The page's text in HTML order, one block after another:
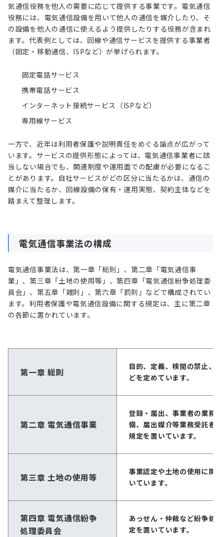
気通信役務を他人の需要に応じて提供する事業です。電気通信
役務には、電気通信設備を用いて他人の通信を媒介したり、そ
の設備を他人の通信に使えるよう提供したりする役務が含まれ
ます。代表例としては、回線や通信サービスを提供する事業者
（固定・移動通信、ISPなど）が挙げられます。
固定電話サービス
携帯電話サービス
インターネット接続サービス（ISPなど）
専用線サービス
一方で、近年は利用者保護や説明責任をめぐる論点が広がって
います。サービスの提供形態によっては、電気通信事業者に該
当しない場合でも、関連制度や運用面での配慮が必要になるこ
とがあります。自社サービスがどの区分に当たるかは、通信の
媒介に当たるか、回線設備の保有・運用実態、契約主体などを
踏まえて整理します。
電気通信事業法の構成
電気通信事業法は、第一章「総則」、第二章「電気通信事
業」、第三章「土地の使用等」、第四章「電気通信紛争処理委
員会」、第五章「雑則」、第六章「罰則」などで構成されてい
ます。利用者保護や電気通信設備に関する規定は、主に第二章
の各節に置かれています。
第一章 総則
目的、定義、検閲の禁止、
どを定めています。
第二章 電気通信事業
登録・届出、事業者の業務
備、届出媒介等業務受託者
規定を置いています。
第三章 土地の使用等
事業認定や土地の使用に関
いています。
第四章 電気通信紛争
処理委員会
あっせん・仲裁など紛争処
定を置いています。